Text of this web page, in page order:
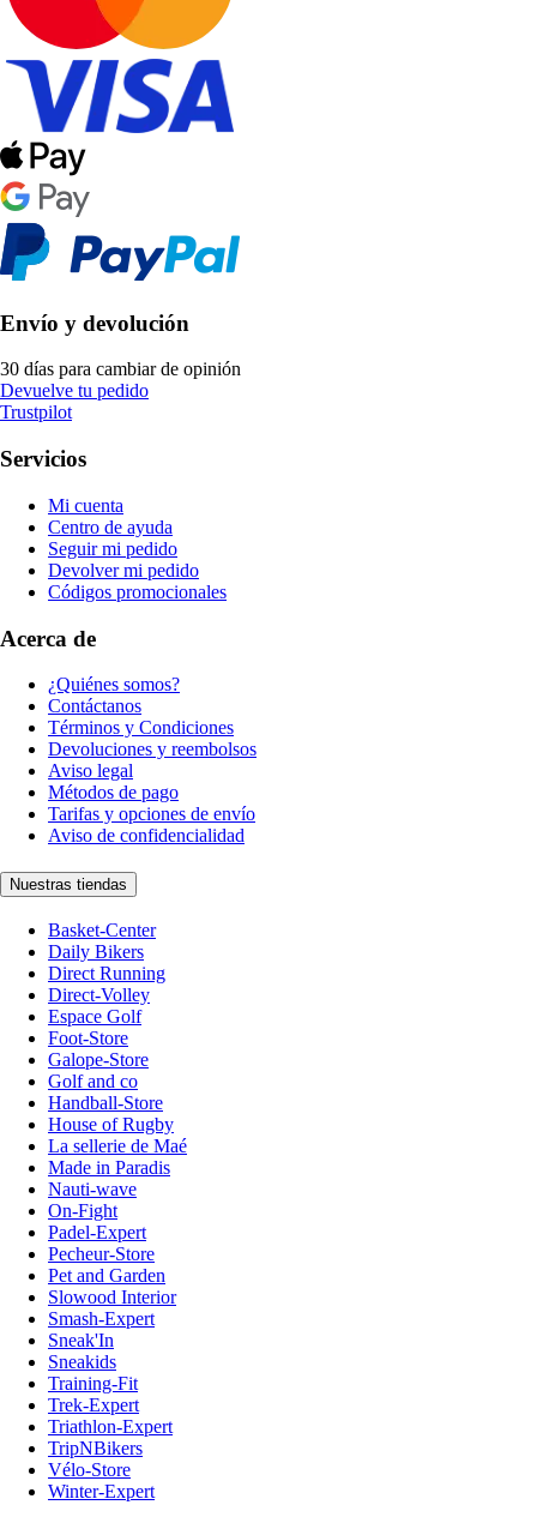
Envío y devolución
30 días para cambiar de opinión
Devuelve tu pedido
Trustpilot
Servicios
Mi cuenta
Centro de ayuda
Seguir mi pedido
Devolver mi pedido
Códigos promocionales
Acerca de
¿Quiénes somos?
Contáctanos
Términos y Condiciones
Devoluciones y reembolsos
Aviso legal
Métodos de pago
Tarifas y opciones de envío
Aviso de confidencialidad
Nuestras tiendas
Basket-Center
Daily Bikers
Direct Running
Direct-Volley
Espace Golf
Foot-Store
Galope-Store
Golf and co
Handball-Store
House of Rugby
La sellerie de Maé
Made in Paradis
Nauti-wave
On-Fight
Padel-Expert
Pecheur-Store
Pet and Garden
Slowood Interior
Smash-Expert
Sneak'In
Sneakids
Training-Fit
Trek-Expert
Triathlon-Expert
TripNBikers
Vélo-Store
Winter-Expert